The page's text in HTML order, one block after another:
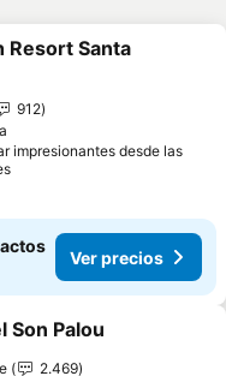
a favoritos
Resort Santa
912
impresionantes desde las
Ver precios
a favoritos
Son Palou
2.469